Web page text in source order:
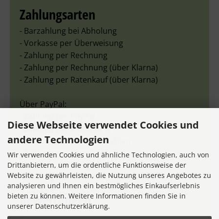
Zahlungsarten
- Barzahlung bei Abholung
- Vorkasse per Überweisung
- Zahlung per Rechnung
- Zahlung per Rechnung (über Klarna)
- Zahlung per Ratenkauf (über Klarna)
Über PayPal:
- Zahlung per Kreditkarte
- Zahlung per Später bezahlen
- Zahlung per Ratenkauf
- Zahlung per GooglePay
- Zahlung per ApplePay
Bewertungen
Diese Webseite verwendet Cookies und
andere Technologien
Wir verwenden Cookies und ähnliche Technologien, auch von
Drittanbietern, um die ordentliche Funktionsweise der
Website zu gewährleisten, die Nutzung unseres Angebotes zu
analysieren und Ihnen ein bestmögliches Einkaufserlebnis
bieten zu können. Weitere Informationen finden Sie in
unserer Datenschutzerklärung.